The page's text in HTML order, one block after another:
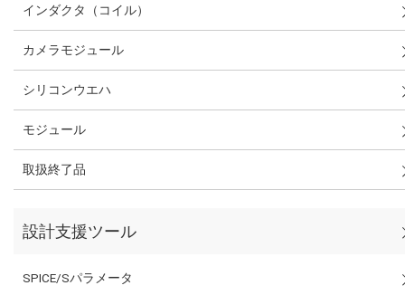
インダクタ（コイル）
カメラモジュール
シリコンウエハ
モジュール
取扱終了品
設計支援ツール
SPICE/Sパラメータ